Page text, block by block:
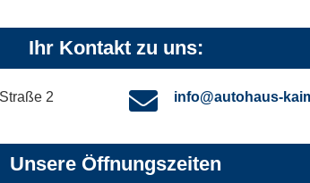
Ihr Kontakt zu uns:
2
info@autohaus-
Unsere Öffnungszeiten